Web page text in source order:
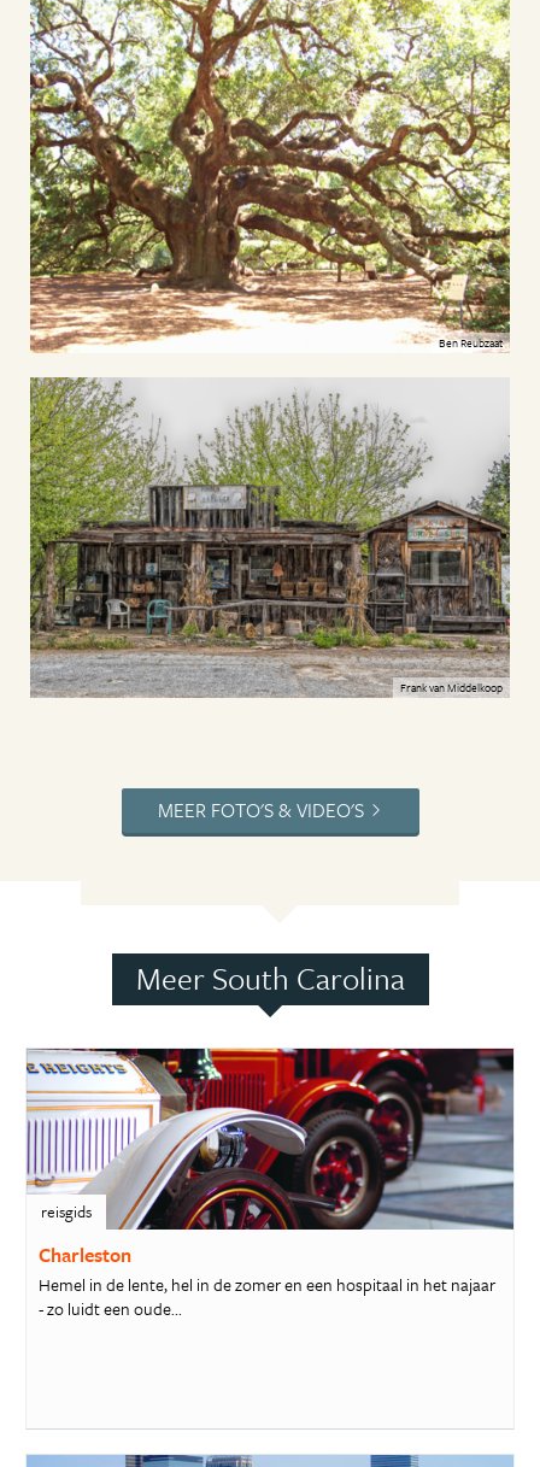
Ben Reubzaat
Frank van Middelkoop
MEER FOTO'S & VIDEO'S
Meer South Carolina
reisgids
Charleston
Hemel in de lente, hel in de zomer en een hospitaal in het najaar
- zo luidt een oude...